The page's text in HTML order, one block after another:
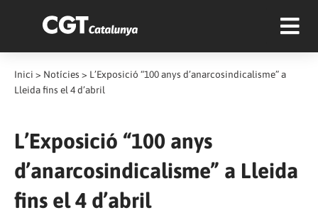
Inici > Notícies > L’Exposició “100 anys d’anarcosindicalisme” a
Lleida fins el 4 d’abril
L’Exposició “100 anys
d’anarcosindicalisme” a Lleida
fins el 4 d’abril